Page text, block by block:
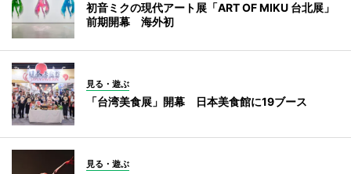
初音ミクの現代アート展「ART OF MIKU 台北展」
前期開幕 海外初
見る・遊ぶ
「台湾美食展」開幕 日本美食館に19ブース
見る・遊ぶ